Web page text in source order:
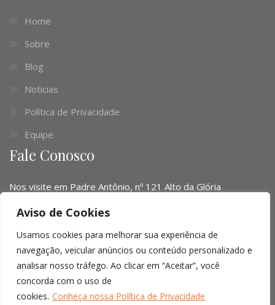
Aviso de Cookies
Usamos cookies para melhorar sua experiência de
navegação, veicular anúncios ou conteúdo personalizado e
analisar nosso tráfego. Ao clicar em “Aceitar”, você
concorda com o uso de
cookies. Conheça nossa Política de Privacidade
Home
Sobre
Blog
Noticias
Política de Privacidade
Equipe
Fale Conosco
Nos visite em Padre Antônio, nº 121 Alto da Glória
Telefone: (041) 3016-6063 - (51) 3103-0345 - (11) 4063-
Email: contato@limalopes.com.br
8:30 AM - 18:00 PM